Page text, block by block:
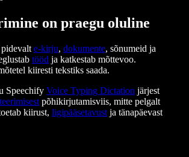
on praegu oluline
e-kirju, dokumente, sõnumeid ja
tööd ja katkestab mõttevoo.
kiiresti tekstiks saada.
Speechify Voice Typing Dictation järjest
põhikirjutamisviis, mitte pelgalt
kiirust, ligipääsetavust ja tänapäevast